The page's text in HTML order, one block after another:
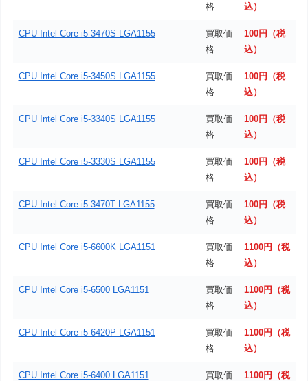
格
込）
CPU Intel Core i5-3470S LGA1155
買取価
格
100円（税
込）
CPU Intel Core i5-3450S LGA1155
買取価
格
100円（税
込）
CPU Intel Core i5-3340S LGA1155
買取価
格
100円（税
込）
CPU Intel Core i5-3330S LGA1155
買取価
格
100円（税
込）
CPU Intel Core i5-3470T LGA1155
買取価
格
100円（税
込）
CPU Intel Core i5-6600K LGA1151
買取価
格
1100円（税
込）
CPU Intel Core i5-6500 LGA1151
買取価
格
1100円（税
込）
CPU Intel Core i5-6420P LGA1151
買取価
格
1100円（税
込）
CPU Intel Core i5-6400 LGA1151
買取価
1100円（税